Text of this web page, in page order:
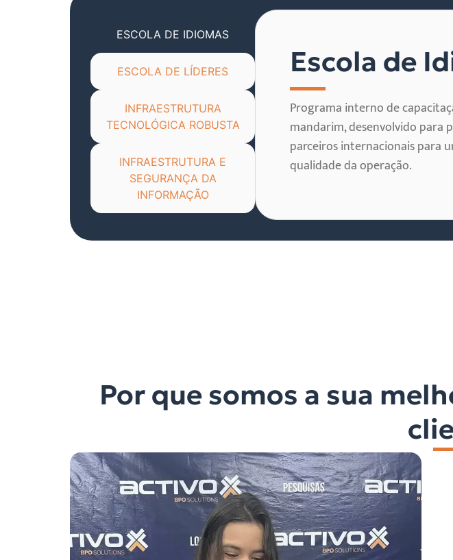
ESCOLA DE IDIOMAS
ESCOLA DE LÍDERES
INFRAESTRUTURA
TECNOLÓGICA ROBUSTA
INFRAESTRUTURA E
SEGURANÇA DA
INFORMAÇÃO
Escola de
Programa interno de
mandarim, desenvolvido para
parceiros internacionais para
qualidade da operação.
Por que somos a sua